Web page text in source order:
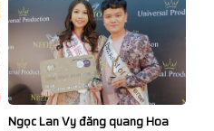
Ngọc Lan Vy đăng quang Hoa